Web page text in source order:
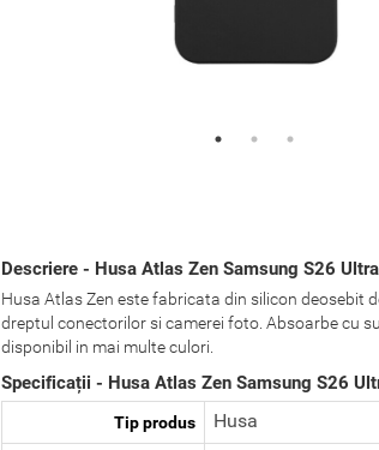
Descriere - Husa Atlas Zen Samsung S26
Husa Atlas Zen este fabricata din silicon deosebit
dreptul conectorilor si camerei foto. Absoarbe cu
disponibil in mai multe culori.
Specificații - Husa Atlas Zen Samsung S26
Tip produs Husa